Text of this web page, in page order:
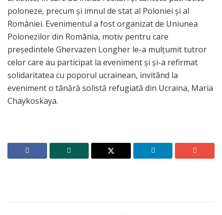
poloneze, precum și imnul de stat al Poloniei și al
României. Evenimentul a fost organizat de Uniunea
Polonezilor din România, motiv pentru care
președintele Ghervazen Longher le-a mulțumit tutror
celor care au participat la eveniment și și-a refirmat
solidaritatea cu poporul ucrainean, invitând la
eveniment o tânără solistă refugiată din Ucraina, Maria
Chaykoskaya.